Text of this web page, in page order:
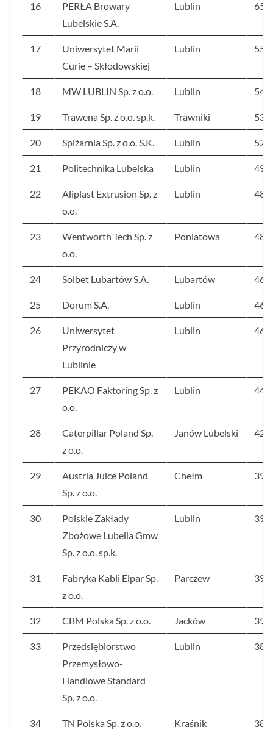
16
PERŁA Browary
Lubelskie S.A.
Lublin
17
Uniwersytet Marii
Curie – Skłodowskiej
Lublin
18 MW LUBLIN Sp. z o.o. Lublin
19 Trawena Sp. z o.o. sp.k. Trawniki
20 Spiżarnia Sp. z o.o. S.K. Lublin
21 Politechnika Lubelska Lublin
22
Aliplast Extrusion Sp. z
o.o.
Lublin
23
Wentworth Tech Sp. z
o.o.
Poniatowa
24 Solbet Lubartów S.A. Lubartów
25 Dorum S.A. Lublin
26
Uniwersytet
Przyrodniczy w
Lublinie
Lublin
27
PEKAO Faktoring Sp. z
o.o.
Lublin
28
Caterpillar Poland Sp.
z o.o.
Janów Lubelski
29
Austria Juice Poland
Sp. z o.o.
Chełm
30
Polskie Zakłady
Zbożowe Lubella Gmw
Sp. z o.o. sp.k.
Lublin
31
Fabryka Kabli Elpar Sp.
z o.o.
Parczew 396
32 CBM Polska Sp. z o.o. Jacków
33
Przedsiębiorstwo
Przemysłowo-
Handlowe Standard
Sp. z o.o.
Lublin
34 TN Polska Sp. z o.o. Kraśnik